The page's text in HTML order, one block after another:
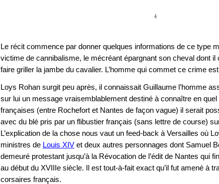
Le récit commence par donner quelques informations de ce type
victime de cannibalisme, le mécréant épargnant son cheval dont il
faire griller la jambe du cavalier. L’homme qui commet ce crime
Loys Rohan surgit peu après, il connaissait Guillaume l’homme
sur lui un message vraisemblablement destiné à connaître en
françaises (entre Rochefort et Nantes de façon vague) il serait
avec du blé pris par un flibustier français (sans lettre de course)
L’explication de la chose nous vaut un feed-back à Versailles où
ministres de Louis XIV et deux autres personnages dont Samuel
demeuré protestant jusqu’à la Révocation de l’édit de Nantes qui
au début du XVIIIe siècle. Il est tout-à-fait exact qu’il fut amené à
corsaires français.